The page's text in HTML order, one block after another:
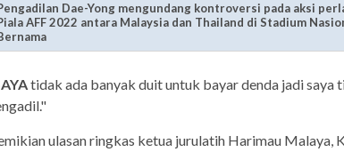
Dae-Yong mengundang kontroversi pada aksi
AFF 2022 antara Malaysia dan Thailand di Stadium
tidak ada banyak duit untuk bayar denda jadi saya
ulasan ringkas ketua jurulatih Harimau Malaya,